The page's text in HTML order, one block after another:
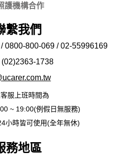
護機構合作
繫我們
0800-800-069 / 02-55996169
(02)2363-1738
服上班時間為
~ 19:00(例假日無服務)
小時皆可使用(全年無休)
務地區